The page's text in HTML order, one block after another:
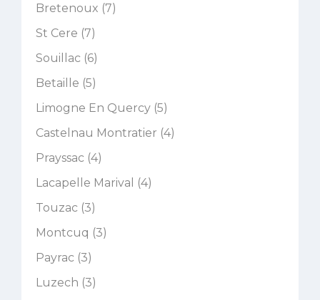
Bretenoux (7)
St Cere (7)
Souillac (6)
Betaille (5)
Limogne En Quercy (5)
Castelnau Montratier (4)
Prayssac (4)
Lacapelle Marival (4)
Touzac (3)
Montcuq (3)
Payrac (3)
Luzech (3)